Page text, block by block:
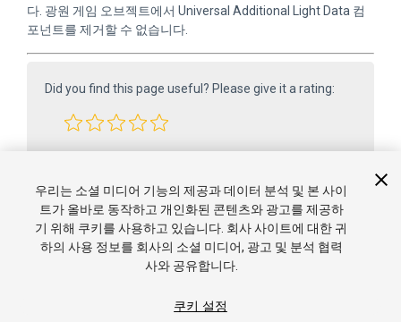
다. 광원 게임 오브젝트에서 Universal Additional Light Data 컴
포넌트를 제거할 수 없습니다.
Did you find this page useful? Please give it a rating:
우리는 소셜 미디어 기능의 제공과 데이터 분석 및 본 사이
트가 올바로 동작하고 개인화된 콘텐츠와 광고를 제공하
기 위해 쿠키를 사용하고 있습니다. 회사 사이트에 대한 귀
하의 사용 정보를 회사의 소셜 미디어, 광고 및 분석 협력
사와 공유합니다.
쿠키 설정